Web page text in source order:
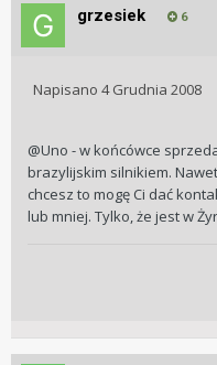
grzesiek 6
Napisano 4 Grudnia 2008
@Uno - w końcówce
brazylijskim silnikiem.
chcesz to mogę Ci dać
lub mniej. Tylko, że jest w